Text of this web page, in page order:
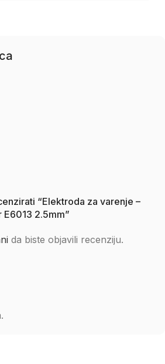
“Elektroda za varenje –
2.5mm”
da biste objavili recenziju.